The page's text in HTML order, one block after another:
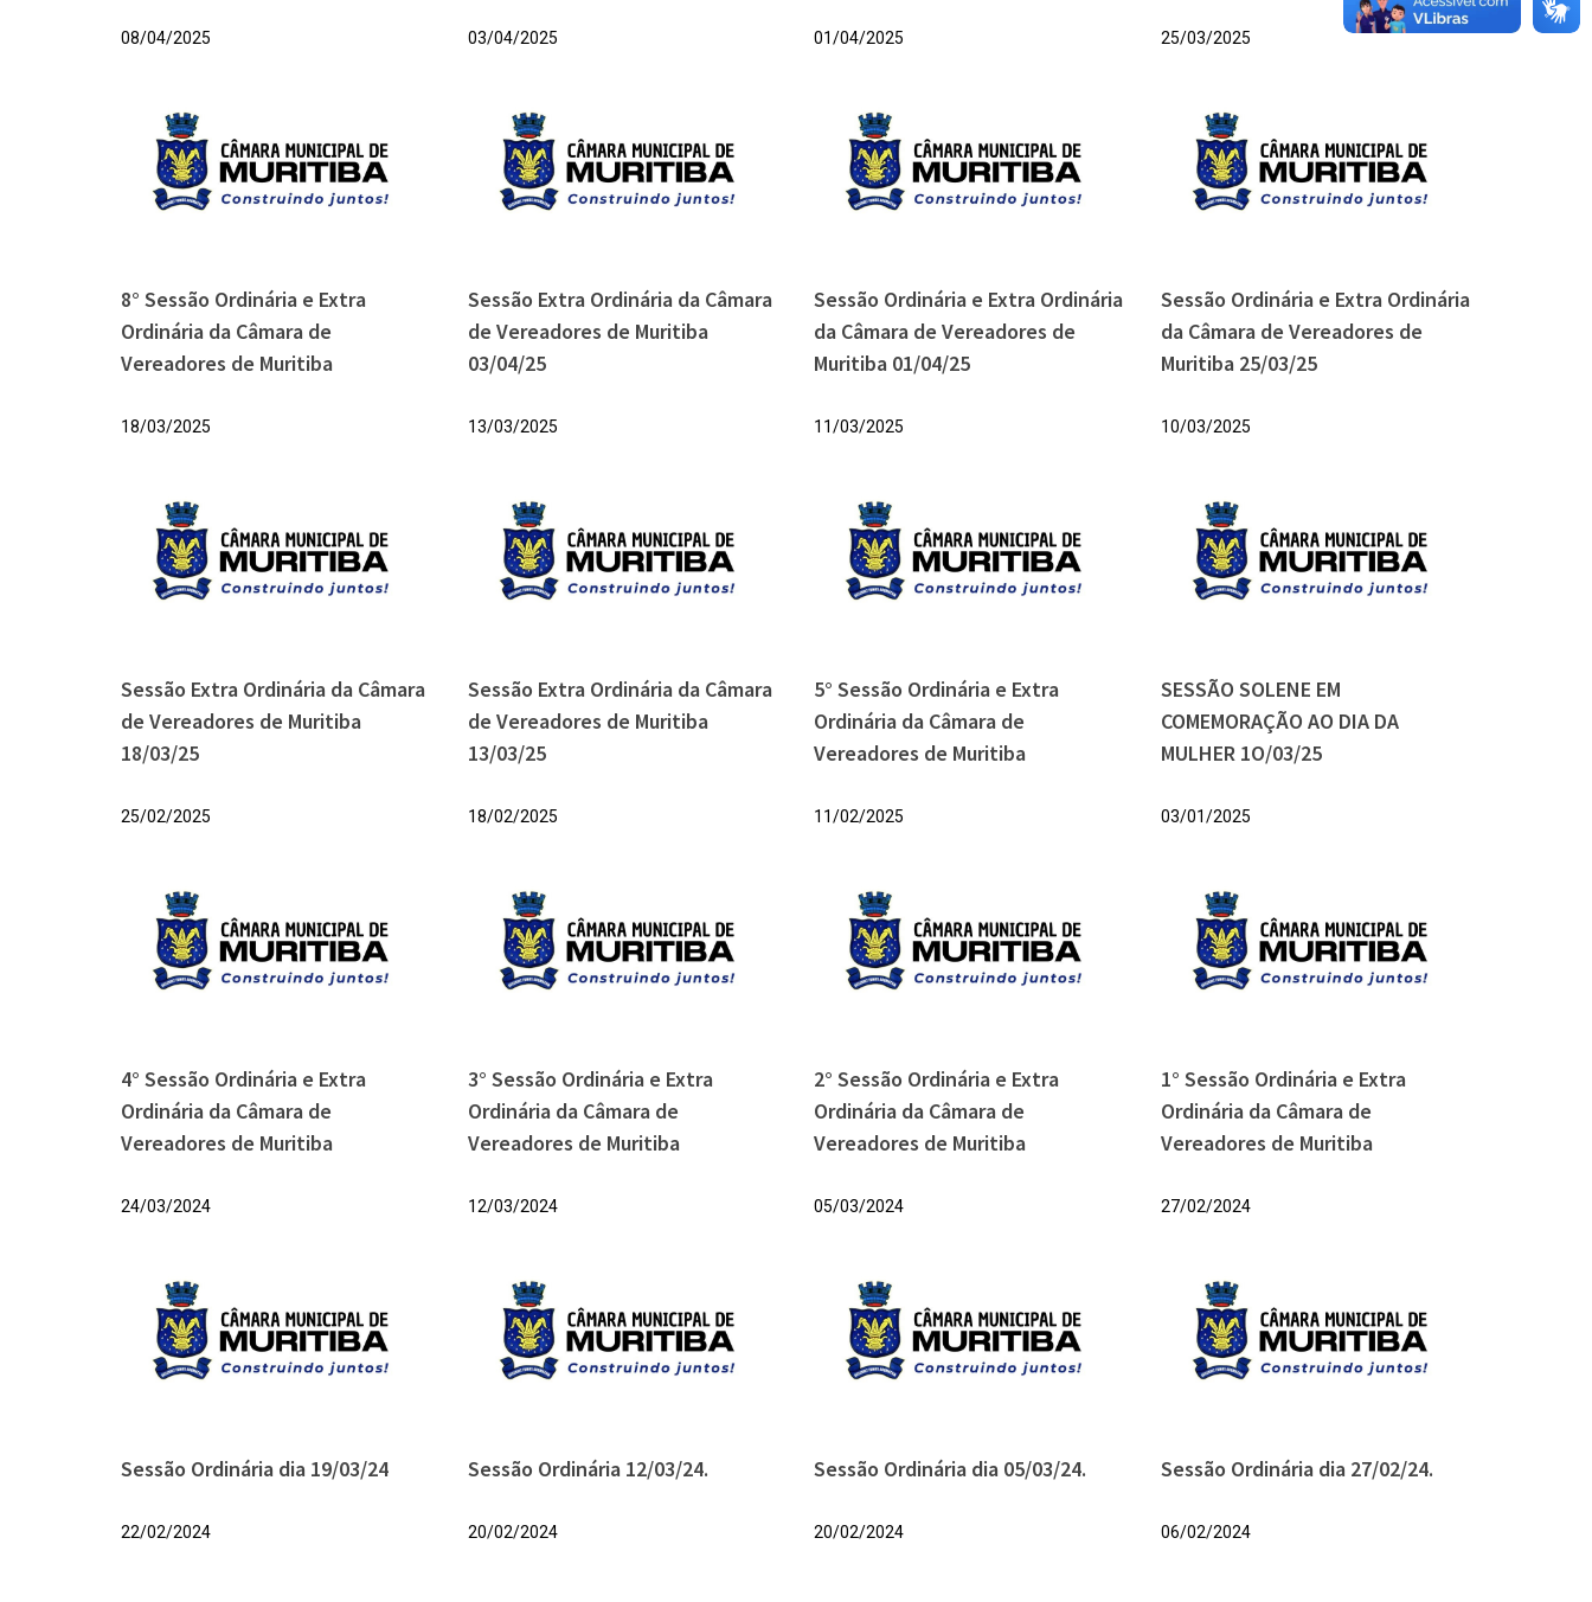
08/04/2025
8° Sessão Ordinária e Extra
Ordinária da Câmara de
Vereadores de Muritiba
03/04/2025
Sessão Extra Ordinária da Câmara
de Vereadores de Muritiba
03/04/25
01/04/2025
Sessão Ordinária e Extra Ordinária
da Câmara de Vereadores de
Muritiba 01/04/25
25/03/2025
Sessão Ordinária e Extra Ordinária
da Câmara de Vereadores de
Muritiba 25/03/25
18/03/2025
Sessão Extra Ordinária da Câmara
de Vereadores de Muritiba
18/03/25
13/03/2025
Sessão Extra Ordinária da Câmara
de Vereadores de Muritiba
13/03/25
11/03/2025
5° Sessão Ordinária e Extra
Ordinária da Câmara de
Vereadores de Muritiba
10/03/2025
SESSÃO SOLENE EM
COMEMORAÇÃO AO DIA DA
MULHER 1O/03/25
25/02/2025
4° Sessão Ordinária e Extra
Ordinária da Câmara de
Vereadores de Muritiba
18/02/2025
3° Sessão Ordinária e Extra
Ordinária da Câmara de
Vereadores de Muritiba
11/02/2025
2° Sessão Ordinária e Extra
Ordinária da Câmara de
Vereadores de Muritiba
03/01/2025
1° Sessão Ordinária e Extra
Ordinária da Câmara de
Vereadores de Muritiba
24/03/2024
Sessão Ordinária dia 19/03/24
12/03/2024
Sessão Ordinária 12/03/24.
05/03/2024
Sessão Ordinária dia 05/03/24.
27/02/2024
Sessão Ordinária dia 27/02/24.
22/02/2024 20/02/2024 20/02/2024 06/02/2024